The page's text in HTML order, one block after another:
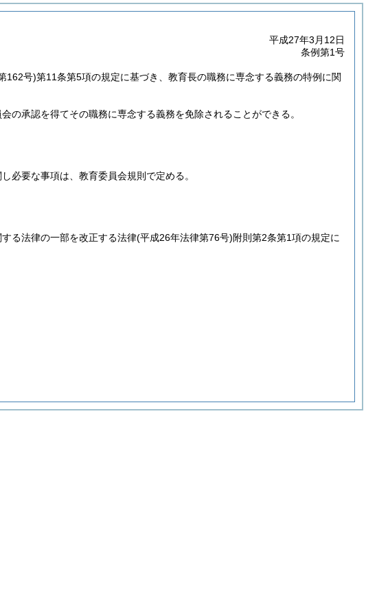
平成27年3月12日
条例第1号
162号)第11条第5項の規定に基づき、教育長の職務に専念する義務の特例に関
の承認を得てその職務に専念する義務を免除されることができる。
必要な事項は、教育委員会規則で定める。
る法律の一部を改正する法律(平成26年法律第76号)附則第2条第1項の規定に